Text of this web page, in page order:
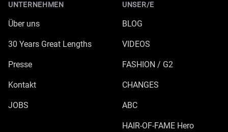
UNTERNEHMEN
Über uns
30 Years Great Lengths
Presse
Kontakt
JOBS
UNSER/E
BLOG
VIDEOS
FASHION / G2
CHANGES
ABC
HAIR-OF-FAME Hero